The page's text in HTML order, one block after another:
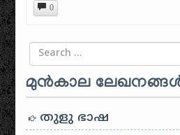
0
Search for
മുൻകാല
തുളു ഭാഷ